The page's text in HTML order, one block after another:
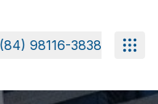
(84) 98116-3838